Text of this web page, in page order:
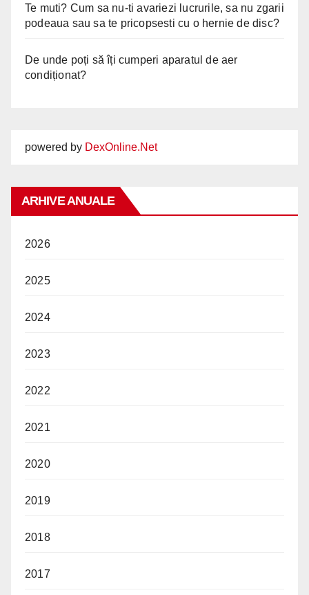
Te muti? Cum sa nu-ti avariezi lucrurile, sa nu zgarii
podeaua sau sa te pricopsesti cu o hernie de disc?
De unde poți să îți cumperi aparatul de aer
condiționat?
powered by DexOnline.Net
ARHIVE ANUALE
2026
2025
2024
2023
2022
2021
2020
2019
2018
2017